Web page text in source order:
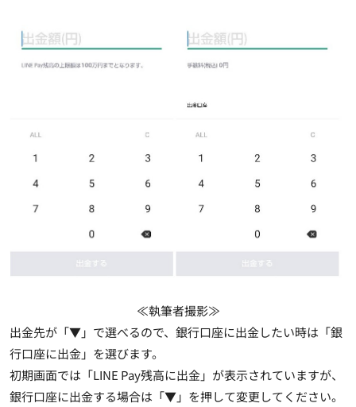
≪執筆者撮影≫
出金先が「▼」で選べるので、銀行口座に出金したい時は「銀
行口座に出金」を選びます。
初期画面では「LINE Pay残高に出金」が表示されていますが、
銀行口座に出金する場合は「▼」を押して変更してください。